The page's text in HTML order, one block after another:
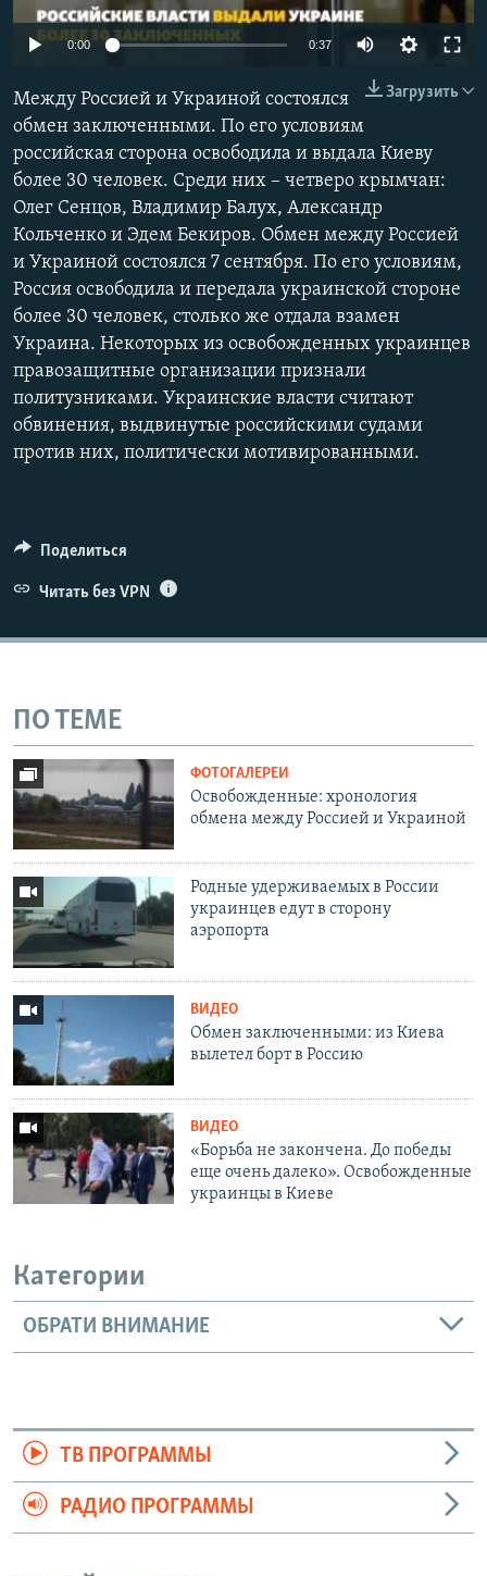
ПОБЕДИТЕЛЕЙ НЕ СУДЯТ?
ELIFBE
ПРИСОЕДИНЯЙТЕСЬ!
Все сайты RFE/RL
0:00 0:37
Загрузить
Между Россией и Украиной состоялся
обмен заключенными. По его условиям
российская сторона освободила и выдала Киеву
более 30 человек. Среди них – четверо крымчан:
Олег Сенцов, Владимир Балух, Александр
Кольченко и Эдем Бекиров. Обмен между Россией
и Украиной состоялся 7 сентября. По его условиям,
Россия освободила и передала украинской стороне
более 30 человек, столько же отдала взамен
Украина. Некоторых из освобожденных украинцев
правозащитные организации признали
политузниками. Украинские власти считают
обвинения, выдвинутые российскими судами
против них, политически мотивированными.
Поделиться
Читать без VPN
ПО ТЕМЕ
ФОТОГАЛЕРЕИ
Освобожденные: хронология
обмена между Россией и Украиной
Родные удерживаемых в России
украинцев едут в сторону
аэропорта
ВИДЕО
Обмен заключенными: из Киева
вылетел борт в Россию
ВИДЕО
«Борьба не закончена. До победы
еще очень далеко». Освобожденные
украинцы в Киеве
Категории
ОБРАТИ ВНИМАНИЕ
ТВ ПРОГРАММЫ
РАДИО ПРОГРАММЫ